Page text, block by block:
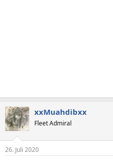
xxMuahdibxx
Fleet Admiral
26. Juli 2020